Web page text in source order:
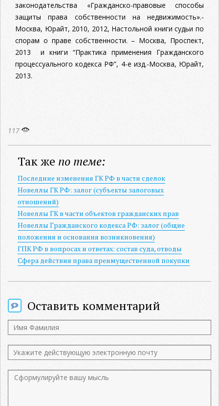
законодательства «Гражданско-правовые способы
защиты права собственности на недвижимость».-
Москва, Юрайт, 2010, 2012, Настольной книги судьи по
спорам о праве собственности. – Москва, Проспект,
2013 и книги “Практика применения Гражданского
процессуального кодекса РФ”, 4-е изд.-Москва, Юрайт,
2013.
117
Так же по теме:
Последние изменения ГК РФ в части сделок
Новеллы ГК РФ: залог (субъекты залоговых
отношений)
Новеллы ГК в части объектов гражданских прав
Новеллы Гражданского кодекса РФ: залог (общие
положения и основания возникновения)
ГПК РФ в вопросах и ответах: состав суда, отводы
Сфера действия права преимущественной покупки
Оставить комментарий